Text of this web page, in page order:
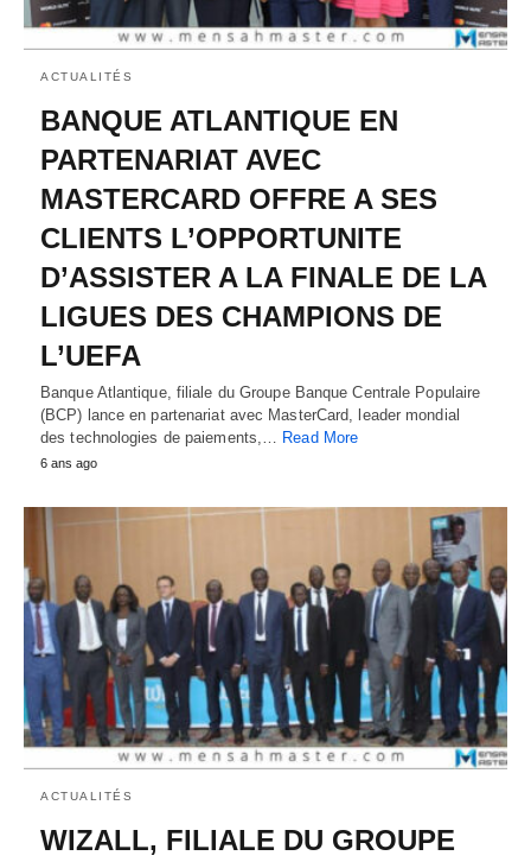
ACTUALITÉS
BANQUE ATLANTIQUE EN
PARTENARIAT AVEC
MASTERCARD OFFRE A SES
CLIENTS L’OPPORTUNITE
D’ASSISTER A LA FINALE DE LA
LIGUES DES CHAMPIONS DE
L’UEFA
Banque Atlantique, filiale du Groupe Banque Centrale Populaire
(BCP) lance en partenariat avec MasterCard, leader mondial
des technologies de paiements,… Read More
6 ans ago
ACTUALITÉS
WIZALL, FILIALE DU GROUPE